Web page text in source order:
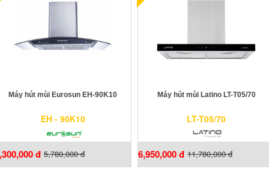
Máy hút mùi Eurosun EH-90K10
EH - 90K10
đ 5,780,000 đ
Máy hút mùi Latino LT-T05/70
LT-T05/70
6,950,000 đ 11,780,000 đ